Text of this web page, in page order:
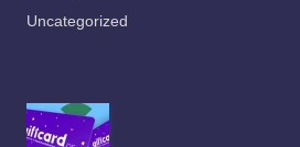
Uncategorized